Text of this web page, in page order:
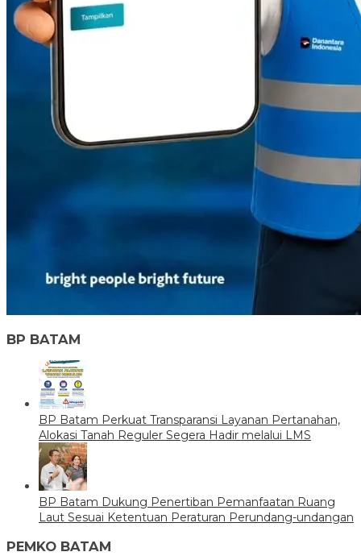
BP BATAM
BP Batam Perkuat Transparansi Layanan Pertanahan,
Alokasi Tanah Reguler Segera Hadir melalui LMS
BP Batam Dukung Penertiban Pemanfaatan Ruang
Laut Sesuai Ketentuan Peraturan Perundang-undangan
PEMKO BATAM